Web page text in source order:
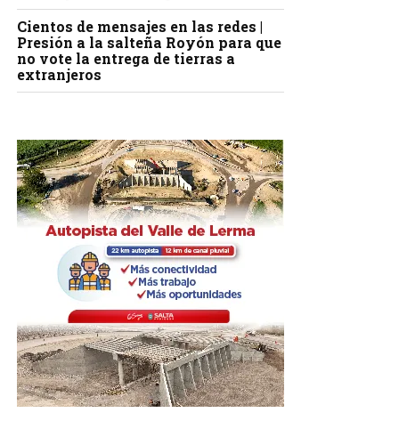
Cientos de mensajes en las redes |
Presión a la salteña Royón para que
no vote la entrega de tierras a
extranjeros